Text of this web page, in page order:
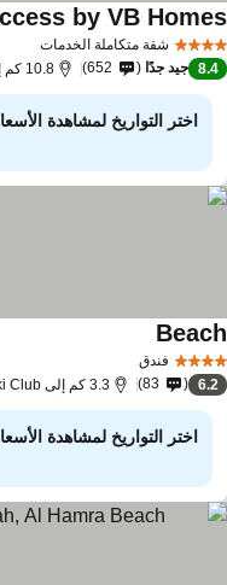
شقة متكاملة الخدمات
by VB
8.4 جيد جدًا 652 10.8 كم إلى Ras Al-Khaimah Water Ski Club
اختر التواريخ لمشاهدة
فندق
6.2
83 3.3 كم إلى Ras Al-Khaimah Water Ski Club
اختر التواريخ لمشاهدة